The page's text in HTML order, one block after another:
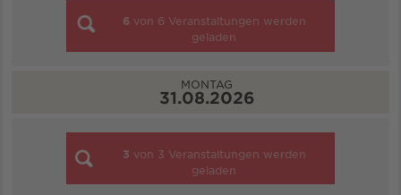
6 von 6 Veranstaltungen werden
geladen
MONTAG
31.08.2026
3 von 3 Veranstaltungen werden
geladen